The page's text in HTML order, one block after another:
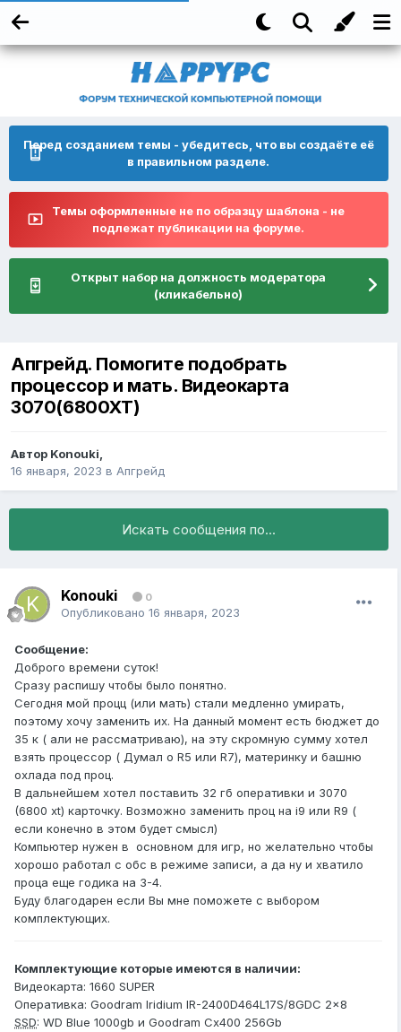
Перед созданием темы - убедитесь, что вы создаёте её
в правильном разделе.
Темы оформленные не по образцу шаблона - не
подлежат публикации на форуме.
Открыт набор на должность модератора
(кликабельно)
Апгрейд. Помогите подобрать
процессор и мать. Видеокарта
3070(6800XT)
Автор Konouki,
16 января, 2023 в Апгрейд
Искать сообщения по...
Konouki 0
Опубликовано 16 января, 2023
Сообщение:
Доброго времени суток!
Сразу распишу чтобы было понятно.
Сегодня мой процц (или мать) стали медленно умирать,
поэтому хочу заменить их. На данный момент есть бюджет до
35 к ( али не рассматриваю), на эту скромную сумму хотел
взять процессор ( Думал о R5 или R7), материнку и башню
охлада под проц.
В дальнейшем хотел поставить 32 гб оперативки и 3070
(6800 xt) карточку. Возможно заменить проц на i9 или R9 (
если конечно в этом будет смысл)
Компьютер нужен в основном для игр, но желательно чтобы
хорошо работал с обс в режиме записи, а да ну и хватило
проца еще годика на 3-4.
Буду благодарен если Вы мне поможете с выбором
комплектующих.
Комплектующие которые имеются в наличии:
Видеокарта: 1660 SUPER
Оперативка: Goodram Iridium IR-2400D464L17S/8GDC 2x8
SSD: WD Blue 1000gb и Goodram Cx400 256Gb